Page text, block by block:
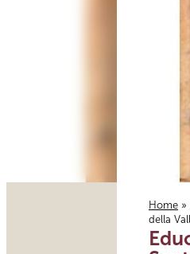
Tu
Home »
della